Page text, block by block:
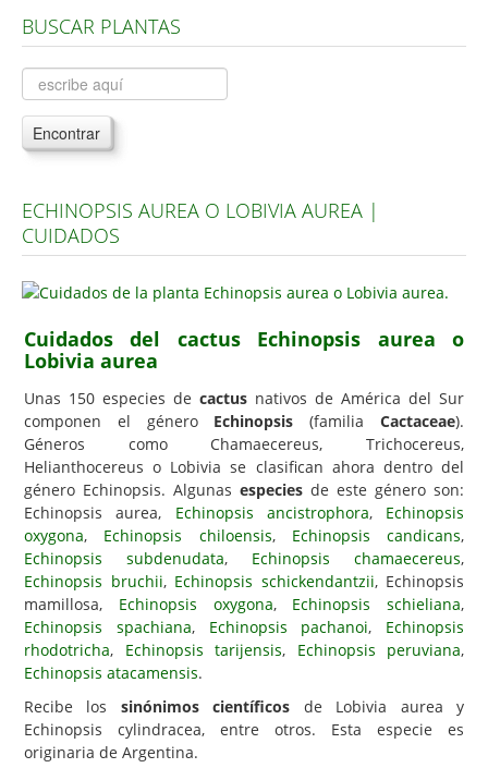
Árboles, Cicas y Palmeras de la G a la Z
Plantas Anuales y Perennes
Plantas Bulbosas y Acuáticas
Plantas de Interior
Plantas Aromáticas y de Huerto
Plantas Carnívoras y Orquídeas
Consejos
Hemisferio Norte
Hemisferio Sur
Enfermedades
Animales
Hongos
Carencias
Fotos
Flores y Plantas
Árboles y Palmeras
Arbustos y Trepadoras
Cactus y Suculentas
BUSCAR PLANTAS
Encontrar
ECHINOPSIS AUREA O LOBIVIA AUREA |
CUIDADOS
Cuidados del cactus Echinopsis aurea o
Lobivia aurea
Unas 150 especies de cactus nativos de América del Sur
componen el género Echinopsis (familiaCactaceae).
Géneros como Chamaecereus, Trichocereus,
Helianthocereus o Lobivia se clasifican ahora dentro del
género Echinopsis. Algunas especies de este género son:
Echinopsis aurea, Echinopsis ancistrophora, Echinopsis
oxygona, Echinopsis chiloensis, Echinopsis candicans,
Echinopsis subdenudata, Echinopsis chamaecereus,
Echinopsis bruchii, Echinopsis schickendantzii, Echinopsis
mamillosa, Echinopsis oxygona, Echinopsis schieliana,
Echinopsis spachiana, Echinopsis pachanoi, Echinopsis
rhodotricha, Echinopsis tarijensis, Echinopsis peruviana,
Echinopsis atacamensis.
Recibe los sinónimos científicos de Lobivia aurea y
Echinopsis cylindracea, entre otros. Esta especie es
originaria de Argentina.